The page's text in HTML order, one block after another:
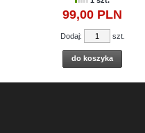
99,00 PLN
Dodaj: szt.
do koszyka